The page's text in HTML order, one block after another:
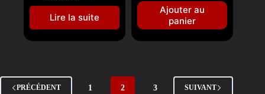
Lire la suite
Ajouter au
panier
PRÉCÉDENT 1 2 3 SUIVANT